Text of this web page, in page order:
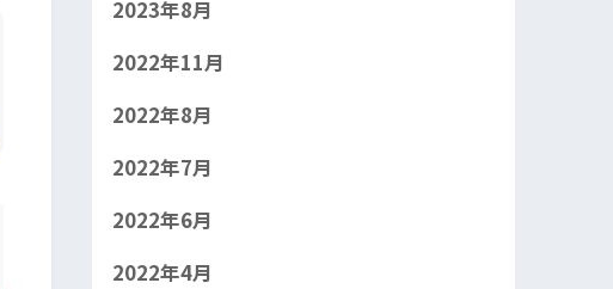
2023年8月
2022年11月
2022年8月
2022年7月
2022年6月
2022年4月